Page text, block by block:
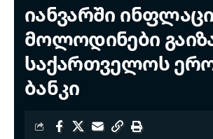
იანვარში
მოლოდინები
საქართველოს
ბანკი